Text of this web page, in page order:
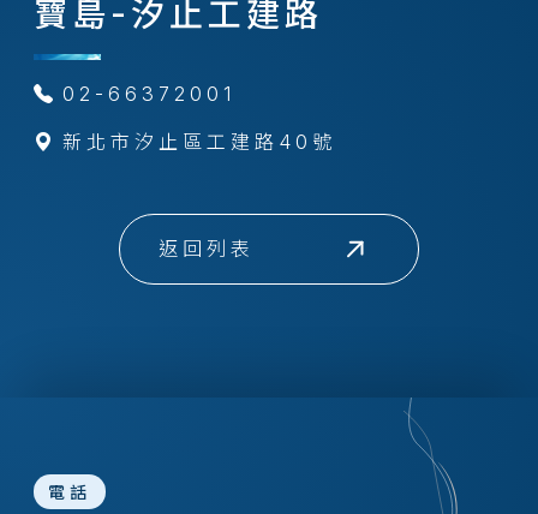
寶島-汐止工建路
02-66372001
新北市汐止區工建路40號
返回列表
電話